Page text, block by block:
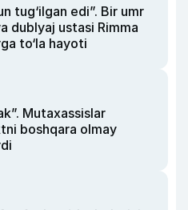
tug‘ilgan edi”. Bir umr
dublyaj ustasi Rimma
to‘la hayoti
Mutaxassislar
boshqara olmay